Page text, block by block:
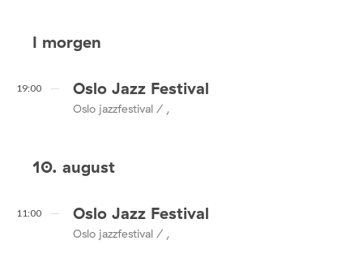
I morgen
19:00 Oslo Jazz Festival
Oslo jazzfestival / ,
10. august
11:00 Oslo Jazz Festival
Oslo jazzfestival / ,